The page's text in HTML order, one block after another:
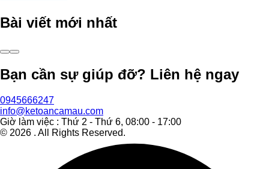
Bài viết mới nhất
Bạn cần sự giúp đỡ? Liên hệ ngay
0945666247
info@ketoancamau.com
Giờ làm việc : Thứ 2 - Thứ 6, 08:00 - 17:00
© 2026 . All Rights Reserved.